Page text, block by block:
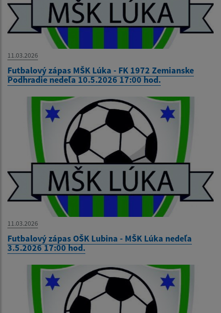
11.03.2026
Futbalový zápas MŠK Lúka - FK 1972 Zemianske
Podhradie nedeľa 10.5.2026 17:00 hod.
11.03.2026
Futbalový zápas OŠK Lubina - MŠK Lúka nedeľa
3.5.2026 17:00 hod.